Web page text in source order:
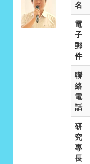
名
電
子
郵
件
聯
絡
電
話
研
究
專
長